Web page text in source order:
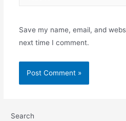
Save my name, email, and
next time I comment.
Search